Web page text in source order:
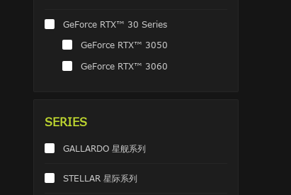
GeForce RTX™ 30 Series
GeForce RTX™ 3050
GeForce RTX™ 3060
SERIES
GALLARDO 星舰系列
STELLAR 星际系列